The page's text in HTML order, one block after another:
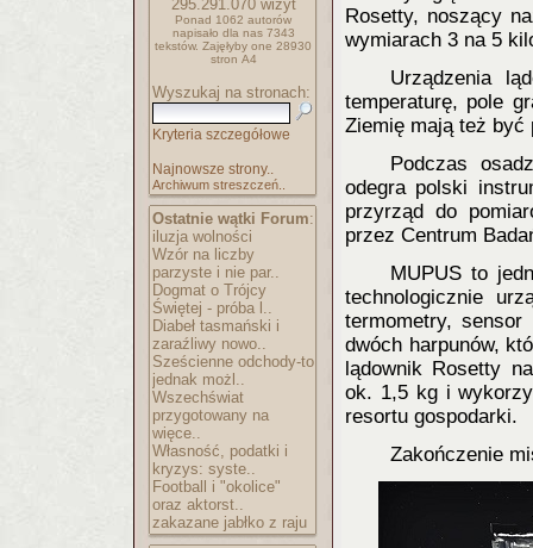
295.291.070wizyt
Ponad 1062 autorów
napisało dla nas 7343
tekstów. Zajęłyby one 28930
stron A4
Wyszukaj na stronach:
Kryteria szczegółowe
Najnowsze strony..
Archiwum streszczeń..
Ostatnie wątki Forum:
iluzja wolności
Wzór na liczby
parzyste i nie par..
Dogmat o Trójcy
Świętej - próba l..
Diabeł tasmański i
zaraźliwy nowo..
Sześcienne odchody-to
jednak możl..
Wszechświat
przygotowany na
więce..
Własność, podatki i
kryzys: syste..
Football i "okolice"
oraz aktorst..
zakazane jabłko z raju
Rosetty, noszący
wymiarach 3 na 5
Urządzenia
temperaturę, pole
Ziemię mają też być
Podczas
odegra polski
przyrząd do
przez Centrum
MUPUS to
technologicznie
termometry,
dwóch harpunów,
lądownik Rosetty
ok. 1,5 kg i
resortu gospodarki.
Zakończenie